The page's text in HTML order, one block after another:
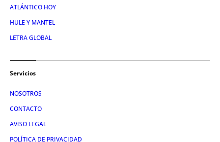
ATLÁNTICO HOY
HULE Y MANTEL
LETRA GLOBAL
Servicios
NOSOTROS
CONTACTO
AVISO LEGAL
POLÍTICA DE PRIVACIDAD